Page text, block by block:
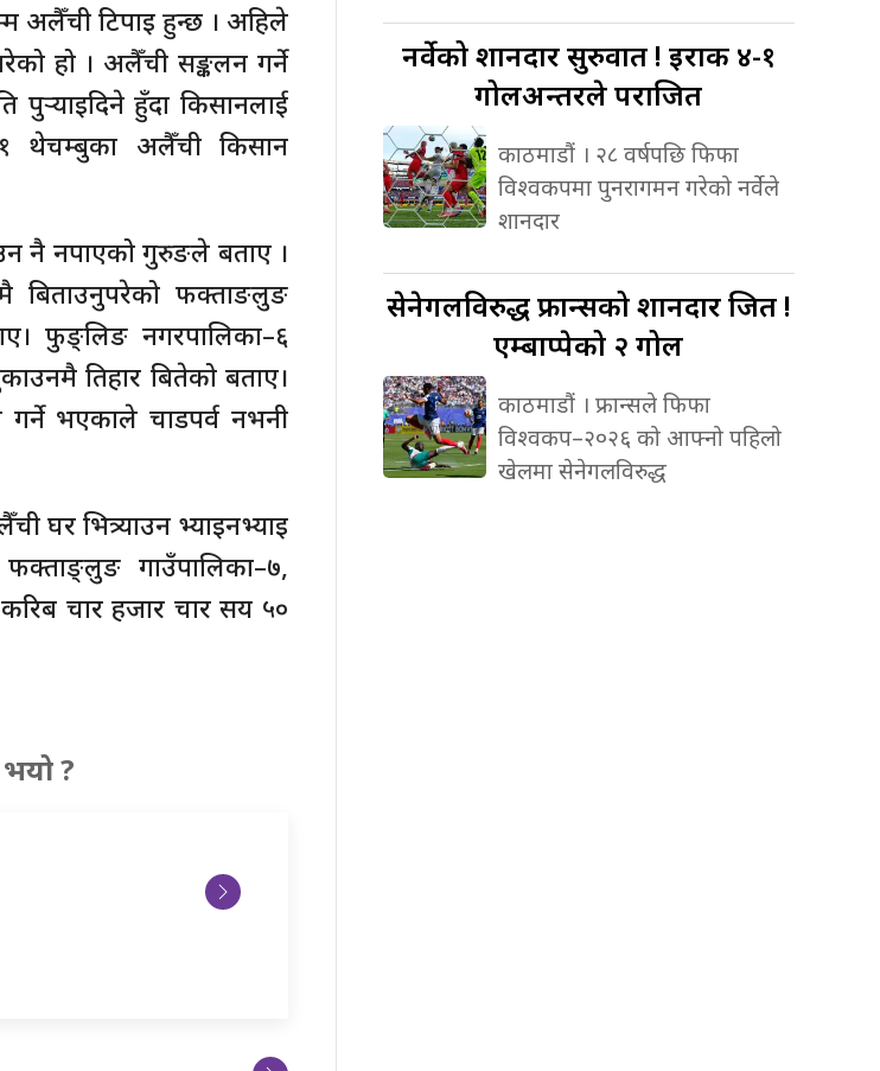
अलैँची टिपाइ हुन्छ । अहिले
हो । अलैँची सङ्कलन गर्ने
हुँदा किसानलाई
थेचम्बुका अलैँची किसान
नै नपाएको गुरुङले बताए ।
बिताउनुपरेको फक्ताङलुङ
फुङ्लिङ नगरपालिका–६
तिहार बितेको बताए।
गर्ने भएकाले चाडपर्व नभनी
घर भित्र्याउन भ्याइनभ्याइ
गाउँपालिका–७,
चार हजार चार सय ५०
?
नर्वेकोशानदार सुरुवात ! इराक ४-१
गोलअन्तरले पराजित
काठमाडौं । २८ वर्षपछि फिफा
विश्वकपमा पुनरागमन गरेको नर्वेले
शानदार
सेनेगलविरुद्धफ्रान्सको शानदार जित !
एम्बाप्पेको २ गोल
काठमाडौं । फ्रान्सले फिफा
विश्वकप–२०२६ को आफ्नो पहिलो
खेलमा सेनेगलविरुद्ध